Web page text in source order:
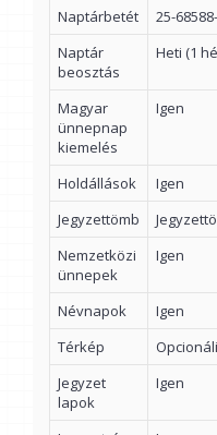
Naptárbetét
25-
Naptár
beosztás
Heti (1
Magyar
ünnepnap
kiemelés
Igen
Holdállások
Igen
Jegyzettömb
Nemzetközi
ünnepek
Igen
Névnapok
Igen
Térkép
Jegyzet
lapok
Igen